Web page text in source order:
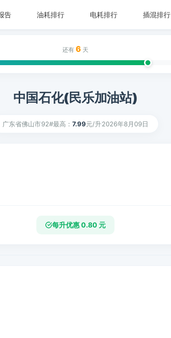
告 油耗排行 电耗排行 插混排行
还有 6 天
中国石化(民乐加油站)
广东省佛山市92#最高： 7.99元/升2026年8月09日
每升优惠 0.80 元